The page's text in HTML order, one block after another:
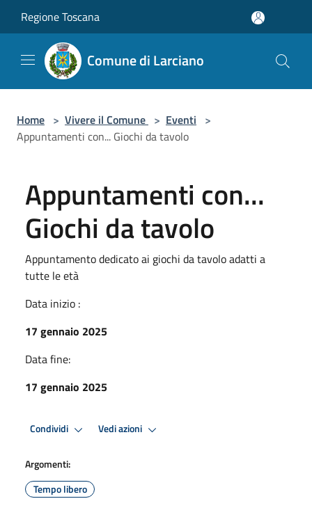
Regione Toscana
Comune di Larciano
Home > Vivere il Comune > Eventi >
Appuntamenti con... Giochi da tavolo
Appuntamenti con...
Giochi da tavolo
Appuntamento dedicato ai giochi da tavolo adatti a
tutte le età
Data inizio :
17 gennaio 2025
Data fine:
17 gennaio 2025
Condividi Vedi azioni
Argomenti:
Tempo libero